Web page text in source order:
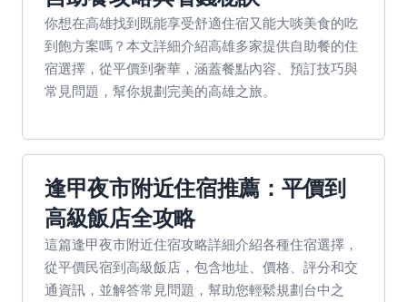
你想在高雄找到既能享受舒適住宿又能大啖美食的吃
到飽方案嗎？本文詳細介紹高雄多家提供自助餐的住
宿選擇，從平價到奢華，涵蓋餐點內容、預訂技巧與
常見問題，幫你規劃完美的高雄之旅。
逢甲夜市附近住宿推薦：平價到
高級飯店全攻略
這篇逢甲夜市附近住宿攻略詳細介紹各種住宿選擇，
從平價民宿到高級飯店，包含地址、價格、評分和交
通資訊，並解答常見問題，幫助您輕鬆規劃台中之